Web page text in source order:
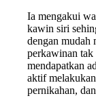
Ia mengakui
kawin siri
dengan mudah
perkawinan tak
mendapatkan
aktif
pernikahan,